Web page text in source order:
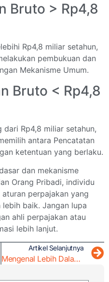
Bruto > Rp4,8
Rp4,8 miliar setahun,
pembukuan dan
Mekanisme Umum.
Bruto < Rp4,8
Rp4,8 miliar setahun,
antara Pencatatan
ketentuan yang berlaku.
dan mekanisme
Orang Pribadi, individu
perpajakan yang
baik. Jangan lupa
ahli perpajakan atau
lebih lanjut.
Artikel Selanjutnya
Mengenal Lebih Dalam Tentang Pabean dan Kepabeanan di Indonesia